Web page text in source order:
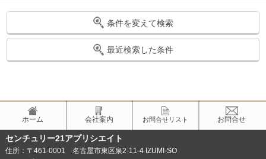
条件を変えて検索
最近検索した条件
ホーム 会社案内 お問合せリスト お問合せ
センチュリー21アプリシエイト
住所：〒461-0001 名古屋市東区泉2-11-4 IZUMI-SO